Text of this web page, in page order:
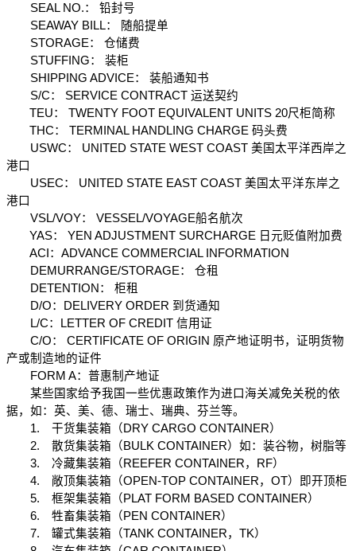
SEAL NO.： 铅封号
SEAWAY BILL： 随船提单
STORAGE： 仓储费
STUFFING： 装柜
SHIPPING ADVICE： 装船通知书
S/C： SERVICE CONTRACT 运送契约
TEU： TWENTY FOOT EQUIVALENT UNITS 20尺柜简称
THC： TERMINAL HANDLING CHARGE 码头费
USWC： UNITED STATE WEST COAST 美国太平洋西岸之
港口
USEC： UNITED STATE EAST COAST 美国太平洋东岸之
港口
VSL/VOY： VESSEL/VOYAGE船名航次
YAS： YEN ADJUSTMENT SURCHARGE 日元贬值附加费
ACI：ADVANCE COMMERCIAL INFORMATION
DEMURRANGE/STORAGE： 仓租
DETENTION： 柜租
D/O：DELIVERY ORDER 到货通知
L/C：LETTER OF CREDIT 信用证
C/O： CERTIFICATE OF ORIGIN 原产地证明书，证明货物
产或制造地的证件
FORM A：普惠制产地证
某些国家给予我国一些优惠政策作为进口海关减免关税的依
据，如：英、美、德、瑞士、瑞典、芬兰等。
1.　干货集装箱（DRY CARGO CONTAINER）
2.　散货集装箱（BULK CONTAINER）如：装谷物，树脂等
3.　冷藏集装箱（REEFER CONTAINER，RF）
4.　敞顶集装箱（OPEN-TOP CONTAINER，OT）即开顶柜
5.　框架集装箱（PLAT FORM BASED CONTAINER）
6.　牲畜集装箱（PEN CONTAINER）
7.　罐式集装箱（TANK CONTAINER，TK）